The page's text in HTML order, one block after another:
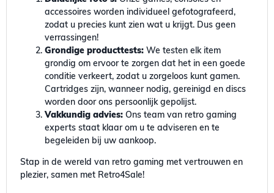
accessoires worden individueel gefotografeerd,
zodat u precies kunt zien wat u krijgt. Dus geen
verrassingen!
Grondige producttests:We testen elk item
grondig om ervoor te zorgen dat het in een goede
conditie verkeert, zodat u zorgeloos kunt gamen.
Cartridges zijn, wanneer nodig, gereinigd en discs
worden door ons persoonlijk gepolijst.
Vakkundig advies:Ons team van retro gaming
experts staat klaar om u te adviseren en te
begeleiden bij uw aankoop.
Stap in de wereld van retro gaming met vertrouwen en
plezier, samen met Retro4Sale!